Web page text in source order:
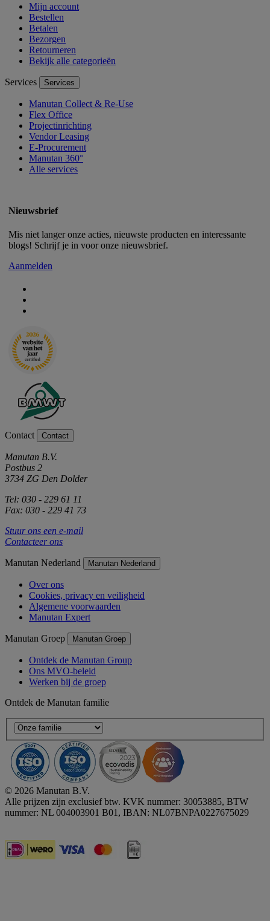
Mijn account
Bestellen
Betalen
Bezorgen
Retourneren
Bekijk alle categorieën
Services Services
Manutan Collect & Re-Use
Flex Office
Projectinrichting
Vendor Leasing
E-Procurement
Manutan 360°
Alle services
Nieuwsbrief
Mis niet langer onze acties, nieuwste producten en interessante
blogs! Schrijf je in voor onze nieuwsbrief.
Aanmelden
Contact Contact
Manutan B.V.
Postbus 2
3734 ZG Den Dolder
Tel: 030 - 229 61 11
Fax: 030 - 229 41 73
Stuur ons een e-mail
Contacteer ons
Manutan Nederland Manutan Nederland
Over ons
Cookies, privacy en veiligheid
Algemene voorwaarden
Manutan Expert
Manutan Groep Manutan Groep
Ontdek de Manutan Group
Ons MVO-beleid
Werken bij de groep
Ontdek de Manutan familie
© 2026 Manutan B.V.
Alle prijzen zijn exclusief btw. KVK nummer: 30053885, BTW
nummer: NL 004003901 B01, IBAN: NL07BNPA0227675029